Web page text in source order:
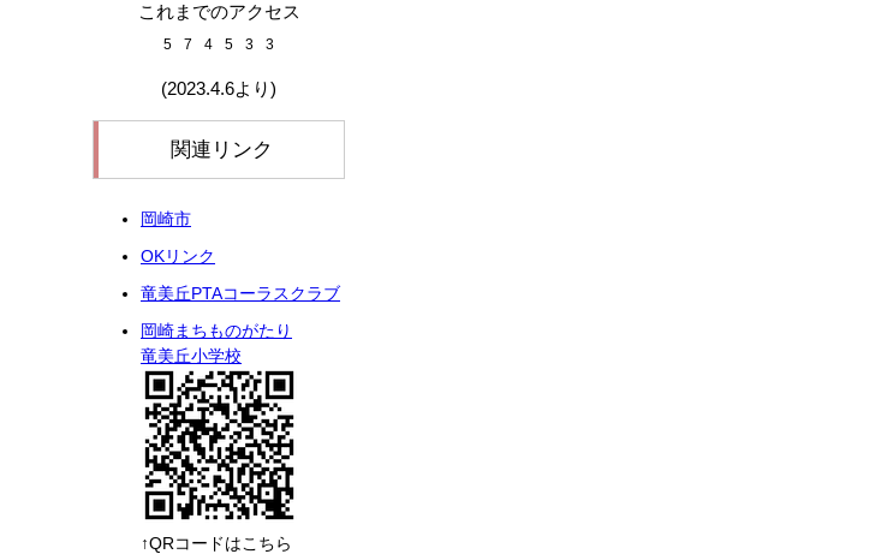
これまでのアクセス
5 7 4 5 3 3
(2023.4.6より)
関連リンク
岡崎市
OKリンク
竜美丘PTAコーラスクラブ
岡崎まちものがたり
竜美丘小学校
↑QRコードはこちら